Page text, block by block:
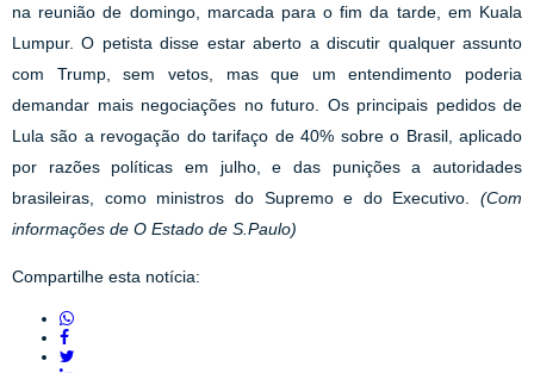
na reunião de domingo, marcada para o fim da tarde, em Kuala
Lumpur. O petista disse estar aberto a discutir qualquer assunto
com Trump, sem vetos, mas que um entendimento poderia
demandar mais negociações no futuro. Os principais pedidos de
Lula são a revogação do tarifaço de 40% sobre o Brasil, aplicado
por razões políticas em julho, e das punições a autoridades
brasileiras, como ministros do Supremo e do Executivo. (Com
informações de O Estado de S.Paulo)
Compartilhe esta notícia: